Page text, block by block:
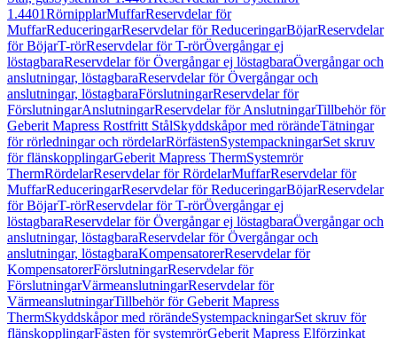
1.4401RörnipplarMuffarReservdelar för
MuffarReduceringarReservdelar för ReduceringarBöjarReservdelar
för BöjarT-rörReservdelar för T-rörÖvergångar ej
löstagbaraReservdelar för Övergångar ej löstagbaraÖvergångar och
anslutningar, löstagbaraReservdelar för Övergångar och
anslutningar, löstagbaraFörslutningarReservdelar för
FörslutningarAnslutningarReservdelar för AnslutningarTillbehör för
Geberit Mapress Rostfritt StålSkyddskåpor med rörändeTätningar
för rörledningar och rördelarRörfästenSystempackningarSet skruv
för flänskopplingarGeberit Mapress ThermSystemrör
ThermRördelarReservdelar för RördelarMuffarReservdelar för
MuffarReduceringarReservdelar för ReduceringarBöjarReservdelar
för BöjarT-rörReservdelar för T-rörÖvergångar ej
löstagbaraReservdelar för Övergångar ej löstagbaraÖvergångar och
anslutningar, löstagbaraReservdelar för Övergångar och
anslutningar, löstagbaraKompensatorerReservdelar för
KompensatorerFörslutningarReservdelar för
FörslutningarVärmeanslutningarReservdelar för
VärmeanslutningarTillbehör för Geberit Mapress
ThermSkyddskåpor med rörändeSystempackningarSet skruv för
flänskopplingarFästen för systemrörGeberit Mapress Elförzinkat